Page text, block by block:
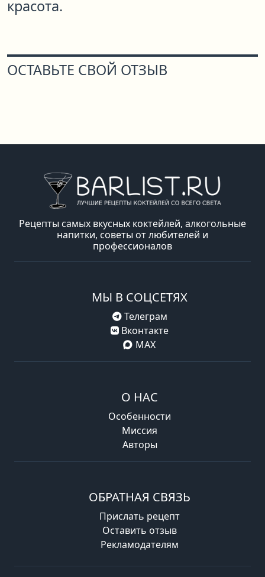
красота.
ОСТАВЬТЕ СВОЙ ОТЗЫВ
Рецепты самых вкусных коктейлей, алкогольные
напитки, советы от любителей и
профессионалов
МЫ В СОЦСЕТЯХ
Телеграм
Вконтакте
MAX
О НАС
Особенности
Миссия
Авторы
ОБРАТНАЯ СВЯЗЬ
Прислать рецепт
Оставить отзыв
Рекламодателям